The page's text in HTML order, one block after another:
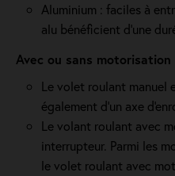
Aluminium : faciles à
alu bénéficient d'une
Avec ou sans motorisation
Le volet roulant manuel
également d'un axe
Le volant roulant avec
interrupteur. Parmi les
le volet roulant avec